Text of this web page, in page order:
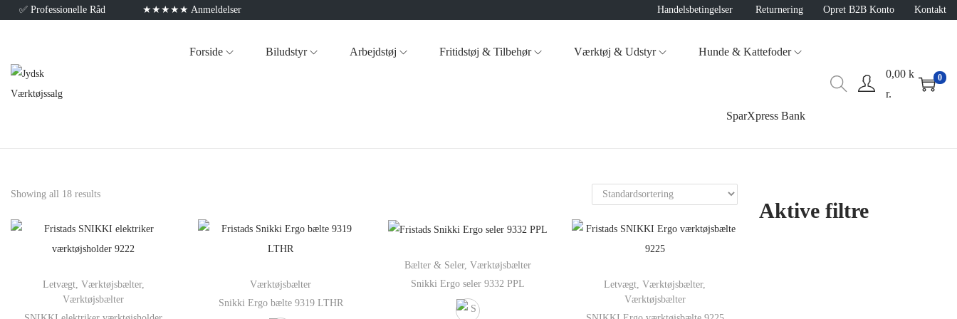
✅ Professionelle Råd ★★★★★ Anmeldelser Handelsbetingelser Returnering Opret B2B Konto Kontakt
Forside Biludstyr Arbejdstøj Fritidstøj & Tilbehør Værktøj & Udstyr Hunde & Kattefoder
SparXpress Bank
0,00 k
r.
0
Showing all 18 results
Letvægt, Værktøjsbælter,
Værktøjsbælter
Værktøjsbælter
Snikki Ergo bælte 9319 LTHR
Bælter & Seler, Værktøjsbælter
Snikki Ergo seler 9332 PPL
Letvægt,Værktøjsbælter,
Værktøjsbælter
Aktive filtre